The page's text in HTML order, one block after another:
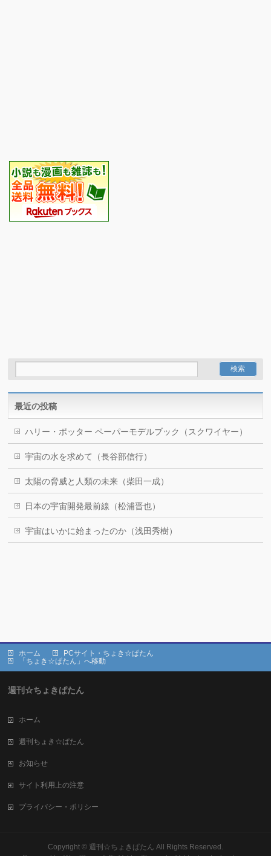
最近の投稿
ハリー・ポッター ペーパーモデルブック（スクワイヤー）
宇宙の水を求めて（長谷部信行）
太陽の脅威と人類の未来（柴田一成）
日本の宇宙開発最前線（松浦晋也）
宇宙はいかに始まったのか（浅田秀樹）
ホーム
PCサイト・ちょき☆ぱたん
「ちょき☆ぱたん」へ移動
週刊☆ちょきぱたん
ホーム
週刊ちょき☆ぱたん
お知らせ
サイト利用上の注意
プライバシー・ポリシー
Copyright © 週刊☆ちょきぱたん All Rights Reserved.